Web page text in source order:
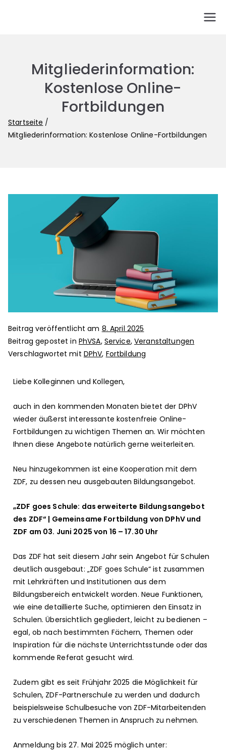
Fachgewerkschaft der Gymnasiallehrerinnen und
Mitgliederinformation:
Kostenlose Online-
Fortbildungen
Startseite
Mitgliederinformation: Kostenlose Online-Fortbildungen
Beitrag veröffentlicht am 8. April 2025
Beitrag gepostet in PhVSA, Service,Veranstaltungen
Verschlagwortet mit DPhV, Fortbildung
Liebe Kolleginnen und Kollegen,
auch in den kommenden Monaten bietet der DPhV
wieder äußerst interessante kostenfreie Online-
Fortbildungen zu wichtigen Themen an.Wir möchten
Ihnen diese Angebote natürlich gerne weiterleiten.
Neu hinzugekommen ist eine Kooperation mit dem
ZDF, zu dessen neu ausgebauten Bildungsangebot.
„ZDF goes Schule: das erweiterte Bildungsangebot
des ZDF“ | Gemeinsame Fortbildung von DPhV und
ZDF am 03. Juni 2025 von 16 – 17.30 Uhr
Das ZDF hat seit diesem Jahr sein Angebot für Schulen
deutlich ausgebaut: „ZDF goes Schule“ ist zusammen
mit Lehrkräften und Institutionen aus dem
Bildungsbereich entwickelt worden. Neue Funktionen,
wie eine detaillierte Suche, optimieren den Einsatz in
Schulen. Übersichtlich gegliedert, leicht zu bedienen –
egal, ob nach bestimmten Fächern, Themen oder
Inspiration für die nächste Unterrichtsstunde oder das
kommende Referat gesucht wird.
Zudem gibt es seit Frühjahr 2025 die Möglichkeit für
Schulen, ZDF-Partnerschule zu werden und dadurch
beispielsweise Schulbesuche von ZDF-Mitarbeitenden
zu verschiedenen Themen in Anspruch zu nehmen.
Anmeldung bis 27. Mai 2025 möglich unter: